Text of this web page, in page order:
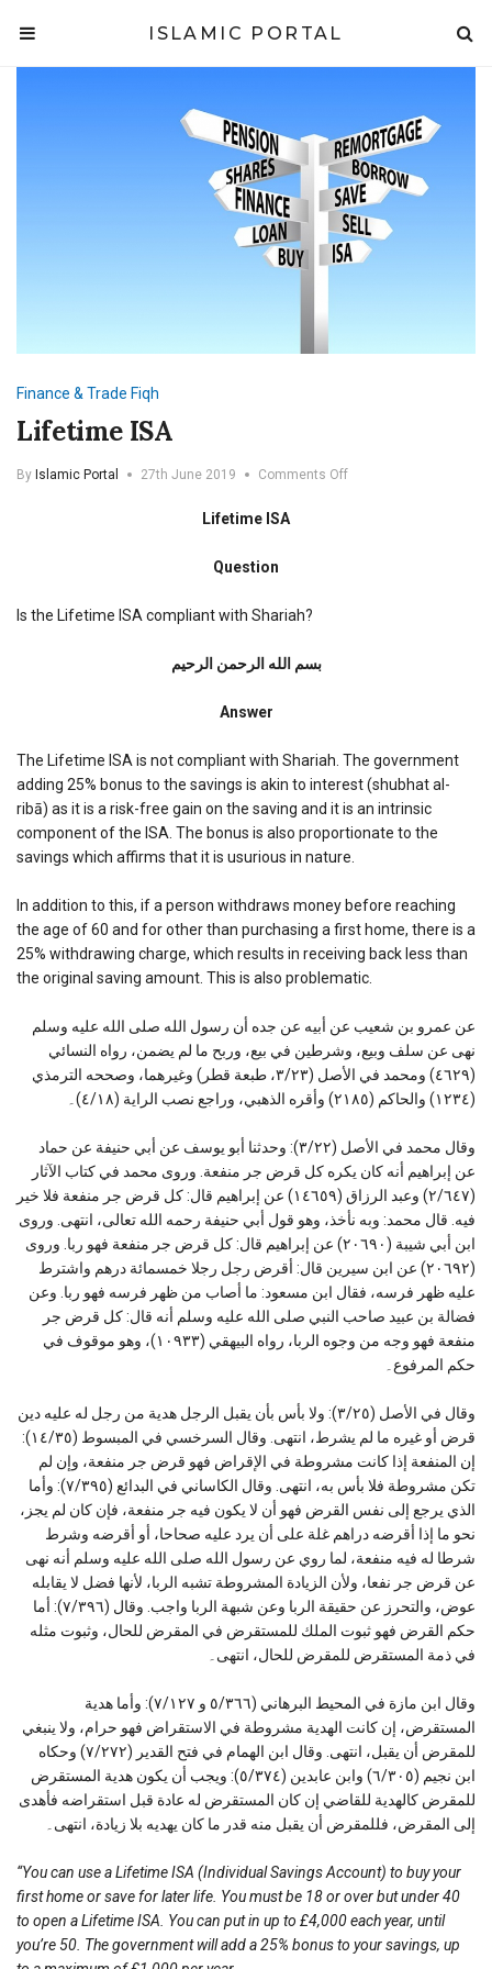
ISLAMIC PORTAL
Finance & Trade Fiqh
Lifetime ISA
By Islamic Portal 27th June 2019 Comments Offon
Lifetime ISA
Question
Is the Lifetime ISA compliant with Shariah?
بسم الله الرحمن الرحیم
Answer
The Lifetime ISA is not compliant with Shariah. The government
adding 25% bonus to the savings is akin to interest (shubhat al-
ribā) as it is a risk-free gain on the saving and it is an intrinsic
component of the ISA. The bonus is also proportionate to the
savings which affirms that it is usurious in nature.
In addition to this, if a person withdraws money before reaching
the age of 60 and for other than purchasing a first home, there is a
25% withdrawing charge, which results in receiving back less than
the original saving amount. This is also problematic.
عن عمرو بن شعيب عن أبيه عن جده أن رسول الله صلى الله عليه وسلم
نهى عن سلف وبيع، وشرطين في بيع، وربح ما لم يضمن، رواه النسائي
(٤٦٢٩) ومحمد في الأصل (٣/٢٣، طبعة قطر) وغيرهما، وصححه الترمذي
(١٢٣٤) والحاكم (٢١٨٥) وأقره الذهبي، وراجع نصب الراية (٤/١٨)۔
وقال محمد في الأصل (٣/٢٢): وحدثنا أبو يوسف عن أبي حنيفة عن حماد
عن إبراهيم أنه كان يكره كل قرض جر منفعة. وروى محمد في كتاب الآثار
(٢/٦٤٧) وعبد الرزاق (١٤٦٥٩) عن إبراهيم قال: كل قرض جر منفعة فلا خير
فيه. قال محمد: وبه نأخذ، وهو قول أبي حنيفة رحمه الله تعالى، انتهى. وروى
ابن أبي شيبة (٢٠٦٩٠) عن إبراهيم قال: كل قرض جر منفعة فهو ربا. وروى
(٢٠٦٩٢) عن ابن سيرين قال: أقرض رجل رجلا خمسمائة درهم واشترط
عليه ظهر فرسه، فقال ابن مسعود: ما أصاب من ظهر فرسه فهو ربا. وعن
فضالة بن عبيد صاحب النبي صلى الله عليه وسلم أنه قال: كل قرض جر
منفعة فهو وجه من وجوه الربا، رواه البيهقي (١٠٩٣٣)، وهو موقوف في
حكم المرفوع۔
وقال في الأصل (٣/٢٥): ولا بأس بأن يقبل الرجل هدية من رجل له عليه دين
قرض أو غيره ما لم يشرط، انتهى. وقال السرخسي في المبسوط (١٤/٣٥):
إن المنفعة إذا كانت مشروطة في الإقراض فهو قرض جر منفعة، وإن لم
تكن مشروطة فلا بأس به، انتهى. وقال الكاساني في البدائع (٧/٣٩٥): وأما
الذي يرجع إلى نفس القرض فهو أن لا يكون فيه جر منفعة، فإن كان لم يجز،
نحو ما إذا أقرضه دراهم غلة على أن يرد عليه صحاحا، أو أقرضه وشرط
شرطا له فيه منفعة، لما روي عن رسول الله صلى الله عليه وسلم أنه نهى
عن قرض جر نفعا، ولأن الزيادة المشروطة تشبه الربا، لأنها فضل لا يقابله
عوض، والتحرز عن حقيقة الربا وعن شبهة الربا واجب. وقال (٧/٣٩٦): أما
حكم القرض فهو ثبوت الملك للمستقرض في المقرض للحال، وثبوت مثله
في ذمة المستقرض للمقرض للحال، انتهى۔
وقال ابن مازة في المحيط البرهاني (٥/٣٦٦ و ٧/١٢٧): وأما هدية
المستقرض، إن كانت الهدية مشروطة في الاستقراض فهو حرام، ولا ينبغي
للمقرض أن يقبل، انتهى. وقال ابن الهمام في فتح القدير (٧/٢٧٢) وحكاه
ابن نجيم (٦/٣٠٥) وابن عابدين (٥/٣٧٤): ويجب أن يكون هدية المستقرض
للمقرض كالهدية للقاضي إن كان المستقرض له عادة قبل استقراضه فأهدى
إلى المقرض، فللمقرض أن يقبل منه قدر ما كان يهديه بلا زيادة، انتهى۔
“You can use a Lifetime ISA (Individual Savings Account) to buy your
first home or save for later life. You must be 18 or over but under 40
to open a Lifetime ISA. You can put in up to £4,000 each year, until
you’re 50. The government will add a 25% bonus to your savings, up